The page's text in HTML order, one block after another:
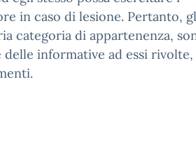
in caso di lesione. Pertanto,
categoria di appartenenza,
informative ad essi rivolte,